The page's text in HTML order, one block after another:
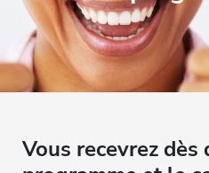
Vous recevrez dès